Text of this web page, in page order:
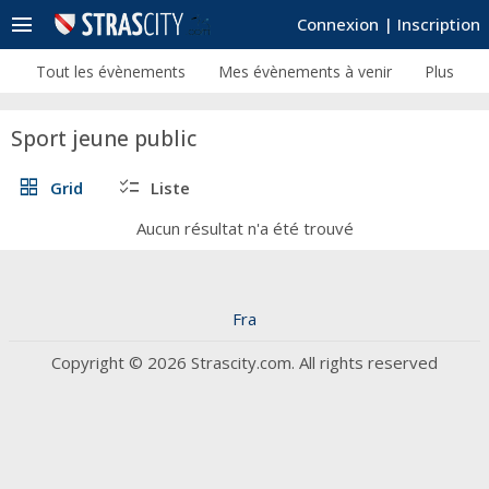
Connexion | Inscription
menu
Tout les évènements Mes évènements à venir Plus
Sport jeune public
grid_view Grid checklist Liste
Aucun résultat n'a été trouvé
Fra
Copyright © 2026 Strascity.com. All rights reserved